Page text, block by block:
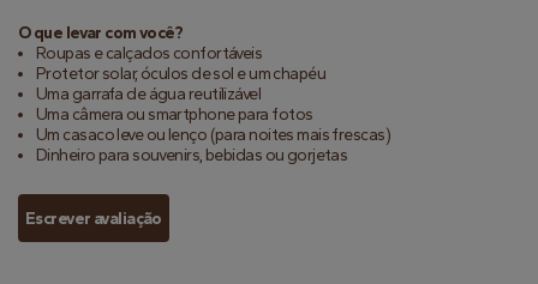
O que levar com você?
Roupas e calçados confortáveis
Protetor solar, óculos de sol e um chapéu
Uma garrafa de água reutilizável
Uma câmera ou smartphone para fotos
Um casaco leve ou lenço (para noites mais frescas)
Dinheiro para souvenirs, bebidas ou gorjetas
Escrever avaliação